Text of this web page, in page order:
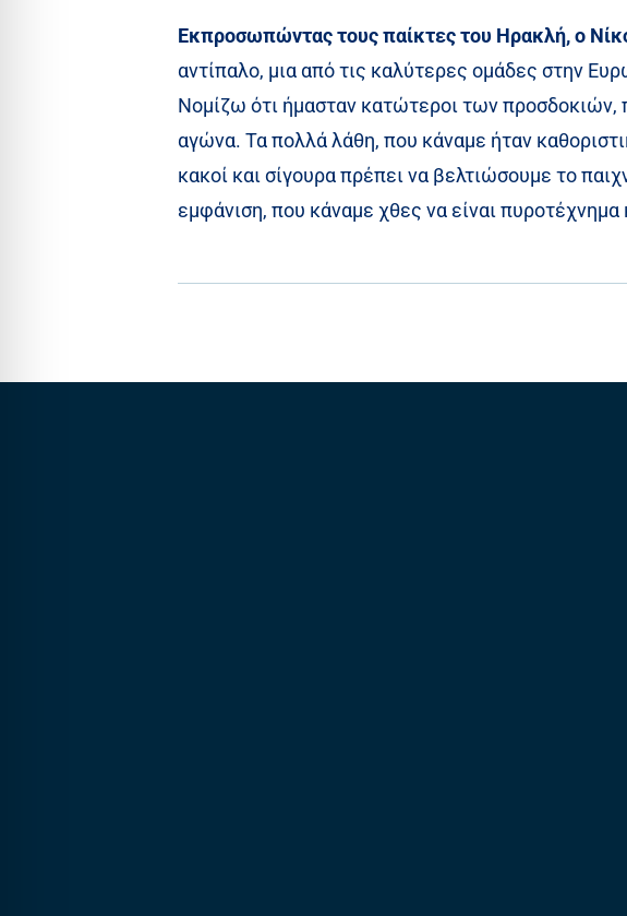
Εκπροσωπώντας τους παίκτες του Ηρακλή, ο
αντίπαλο, μια από τις καλύτερες ομάδες στην
Νομίζω ότι ήμασταν κατώτεροι των προσδοκιών,
αγώνα. Τα πολλά λάθη, που κάναμε ήταν
κακοί και σίγουρα πρέπει να βελτιώσουμε το
εμφάνιση, που κάναμε χθες να είναι